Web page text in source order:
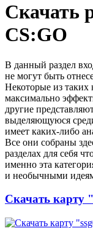
Скачать
CS:GO
В данный раздел
не могут быть
Некоторые из таких
максимально
другие
выделяющуюся
имеет каких-либо
Все они собраны
разделах для себя
именно эта
и необычными
Скачать карту